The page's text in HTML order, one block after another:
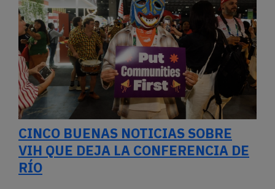
CINCO BUENAS NOTICIAS SOBRE
VIH QUE DEJA LA CONFERENCIA DE
RÍO